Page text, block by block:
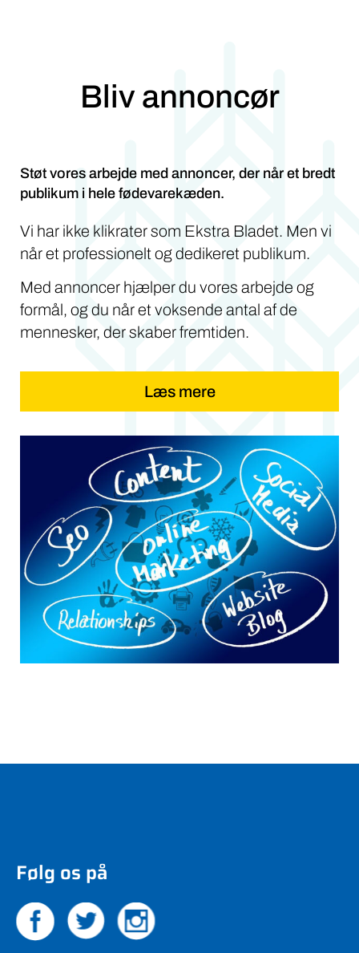
Bliv annoncør
Støt vores arbejde med annoncer, der når et bredt
publikum i hele fødevarekæden.
Vi har ikke klikrater som Ekstra Bladet. Men vi
når et professionelt og dedikeret publikum.
Med annoncer hjælper du vores arbejde og
formål, og du når et voksende antal af de
mennesker, der skaber fremtiden.
Læs mere
Følg os på